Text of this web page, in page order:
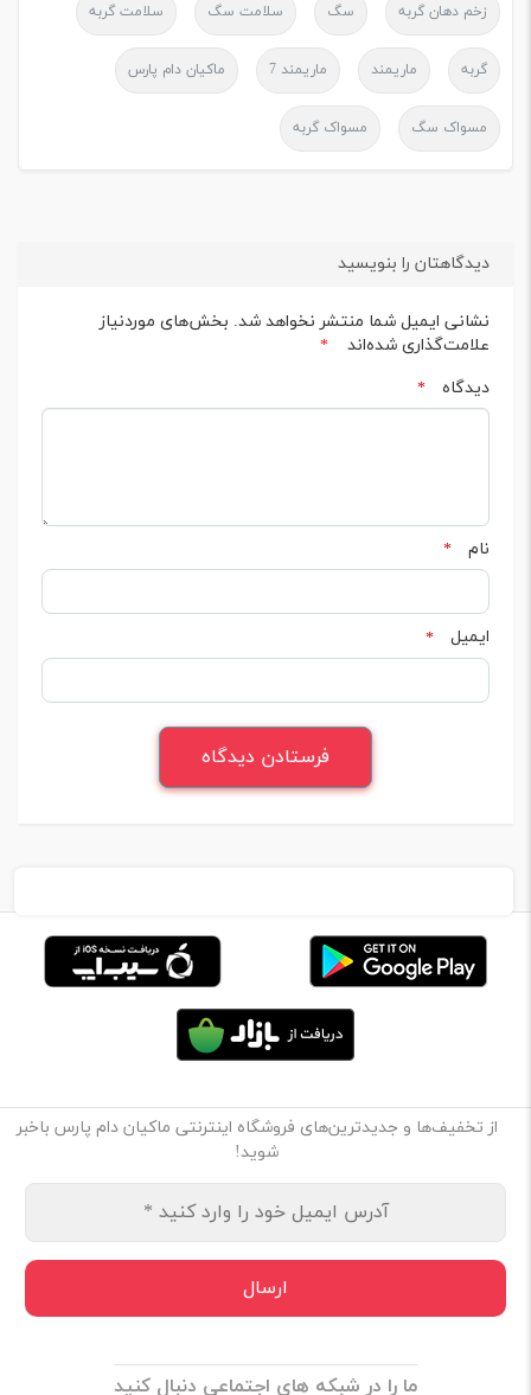
زخم دهان گربه سگ سلامت سگ سلامت گربه
گربه ماریمند ماریمند 7 ماکیان دام پارس
مسواک سگ مسواک گربه
دیدگاهتان را بنویسید
نشانی ایمیل شما منتشر نخواهد شد. بخش‌های موردنیاز
علامت‌گذاری شده‌اند
*
دیدگاه
*
نام *
ایمیل *
از تخفیف‌ها و جدیدترین‌های فروشگاه اینترنتی ماکیان دام پارس باخبر
شوید!
ما را در شبکه های اجتماعی دنبال کنید